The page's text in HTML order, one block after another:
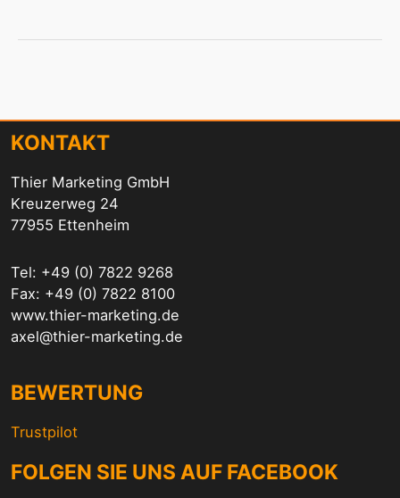
KONTAKT
Thier Marketing GmbH
Kreuzerweg 24
77955 Ettenheim
Tel: +49 (0) 7822 9268
Fax: +49 (0) 7822 8100
www.thier-marketing.de
axel@thier-marketing.de
BEWERTUNG
Trustpilot
FOLGEN SIE UNS AUF FACEBOOK